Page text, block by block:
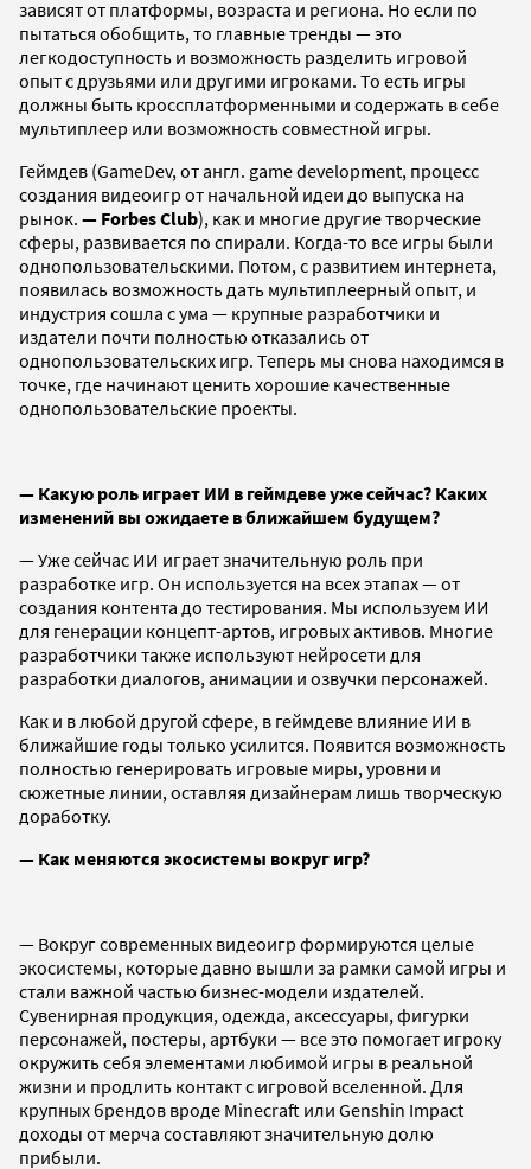
зависят от платформы, возраста и региона. Но если по
пытаться обобщить, то главные тренды — это
легкодоступность и возможность разделить игровой
опыт с друзьями или другими игроками. То есть игры
должны быть кроссплатформенными и содержать в себе
мультиплеер или возможность совместной игры.
Геймдев (GameDev, от англ. game development, процесс
создания видеоигр от начальной идеи до выпуска на
рынок. — Forbes Club), как и многие другие творческие
сферы, развивается по спирали. Когда-то все игры были
однопользовательскими. Потом, с развитием интернета,
появилась возможность дать мультиплеерный опыт, и
индустрия сошла с ума — крупные разработчики и
издатели почти полностью отказались от
однопользовательских игр. Теперь мы снова находимся в
точке, где начинают ценить хорошие качественные
однопользовательские проекты.
— Какую роль играет ИИ в геймдеве уже сейчас? Каких
изменений вы ожидаете в ближайшем будущем?
— Уже сейчас ИИ играет значительную роль при
разработке игр. Он используется на всех этапах — от
создания контента до тестирования. Мы используем ИИ
для генерации концепт-артов, игровых активов. Многие
разработчики также используют нейросети для
разработки диалогов, анимации и озвучки персонажей.
Как и в любой другой сфере, в геймдеве влияние ИИ в
ближайшие годы только усилится. Появится возможность
полностью генерировать игровые миры, уровни и
сюжетные линии, оставляя дизайнерам лишь творческую
доработку.
— Как меняются экосистемы вокруг игр?
— Вокруг современных видеоигр формируются целые
экосистемы, которые давно вышли за рамки самой игры и
стали важной частью бизнес-модели издателей.
Сувенирная продукция, одежда, аксессуары, фигурки
персонажей, постеры, артбуки — все это помогает игроку
окружить себя элементами любимой игры в реальной
жизни и продлить контакт с игровой вселенной. Для
крупных брендов вроде Minecraft или Genshin Impact
доходы от мерча составляют значительную долю
прибыли.